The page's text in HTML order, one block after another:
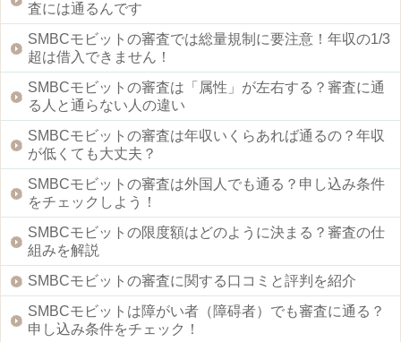
査には通るんです
SMBCモビットの審査では総量規制に要注意！年収の1/3
超は借入できません！
SMBCモビットの審査は「属性」が左右する？審査に通
る人と通らない人の違い
SMBCモビットの審査は年収いくらあれば通るの？年収
が低くても大丈夫？
SMBCモビットの審査は外国人でも通る？申し込み条件
をチェックしよう！
SMBCモビットの限度額はどのように決まる？審査の仕
組みを解説
SMBCモビットの審査に関する口コミと評判を紹介
SMBCモビットは障がい者（障碍者）でも審査に通る？
申し込み条件をチェック！